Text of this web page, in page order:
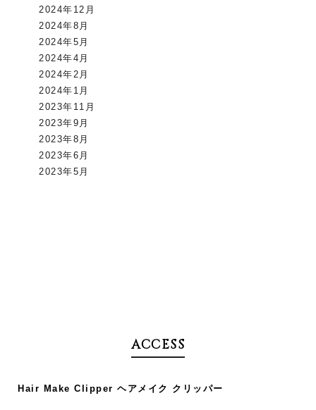
2024年12月
2024年8月
2024年5月
2024年4月
2024年2月
2024年1月
2023年11月
2023年9月
2023年8月
2023年6月
2023年5月
ACCESS
Hair Make Clipper ヘアメイク クリッパー